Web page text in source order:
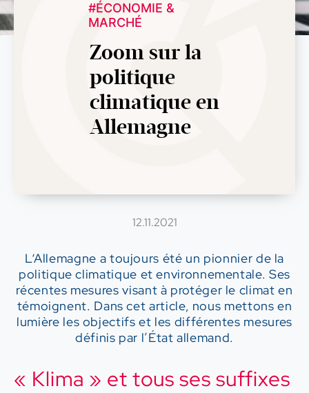
#ÉCONOMIE &
MARCHÉ
Zoom sur la
politique
climatique en
Allemagne
12.11.2021
L‘Allemagne a toujours été un pionnier de la
politique climatique et environnementale. Ses
récentes mesures visant à protéger le climat en
témoignent. Dans cet article, nous mettons en
lumière les objectifs et les différentes mesures
définis par l’État allemand.
« Klima » et tous ses suffixes